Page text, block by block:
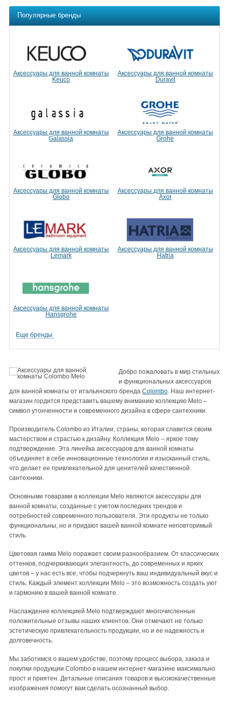
Популярные бренды
Аксессуары для ванной комнаты
Keuco
Аксессуары для ванной комнаты
Duravit
Аксессуары для ванной комнаты
Galassia
Аксессуары для ванной комнаты
Grohe
Аксессуары для ванной комнаты
Globo
Аксессуары для ванной комнаты
Axor
Аксессуары для ванной комнаты
Lemark
Аксессуары для ванной комнаты
Hatria
Аксессуары для ванной комнаты
Hansgrohe
Еще бренды
Добро пожаловать в мир стильных
и функциональных аксессуаров
для ванной комнаты от итальянского бренда Colombo . Наш интернет-
магазин гордится представить вашему вниманию коллекцию Melo –
символ утонченности и современного дизайна в сфере сантехники.
Производитель Colombo из Италии, страны, которая славится своим
мастерством и страстью к дизайну. Коллекция Melo – яркое тому
подтверждение. Эта линейка аксессуаров для ванной комнаты
объединяет в себе инновационные технологии и изысканный стиль,
что делает ее привлекательной для ценителей качественной
сантехники.
Основными товарами в коллекции Melo являются аксессуары для
ванной комнаты, созданные с учетом последних трендов и
потребностей современного пользователя. Эти продукты не только
функциональны, но и придают вашей ванной комнате неповторимый
стиль.
Цветовая гамма Melo поражает своим разнообразием. От классических
оттенков, подчеркивающих элегантность, до современных и ярких
цветов – у нас есть все, чтобы подчеркнуть ваш индивидуальный вкус и
стиль. Каждый элемент коллекции Melo – это возможность создать уют
и гармонию в вашей ванной комнате.
Наслаждение коллекцией Melo подтверждают многочисленные
положительные отзывы наших клиентов. Они отмечают не только
эстетическую привлекательность продукции, но и ее надежность и
долговечность.
Мы заботимся о вашем удобстве, поэтому процесс выбора, заказа и
покупки продукции Colombo в нашем интернет-магазине максимально
прост и приятен. Детальные описания товаров и высококачественные
изображения помогут вам сделать осознанный выбор.